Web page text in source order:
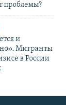
проблемы?
и
Мигранты
в России